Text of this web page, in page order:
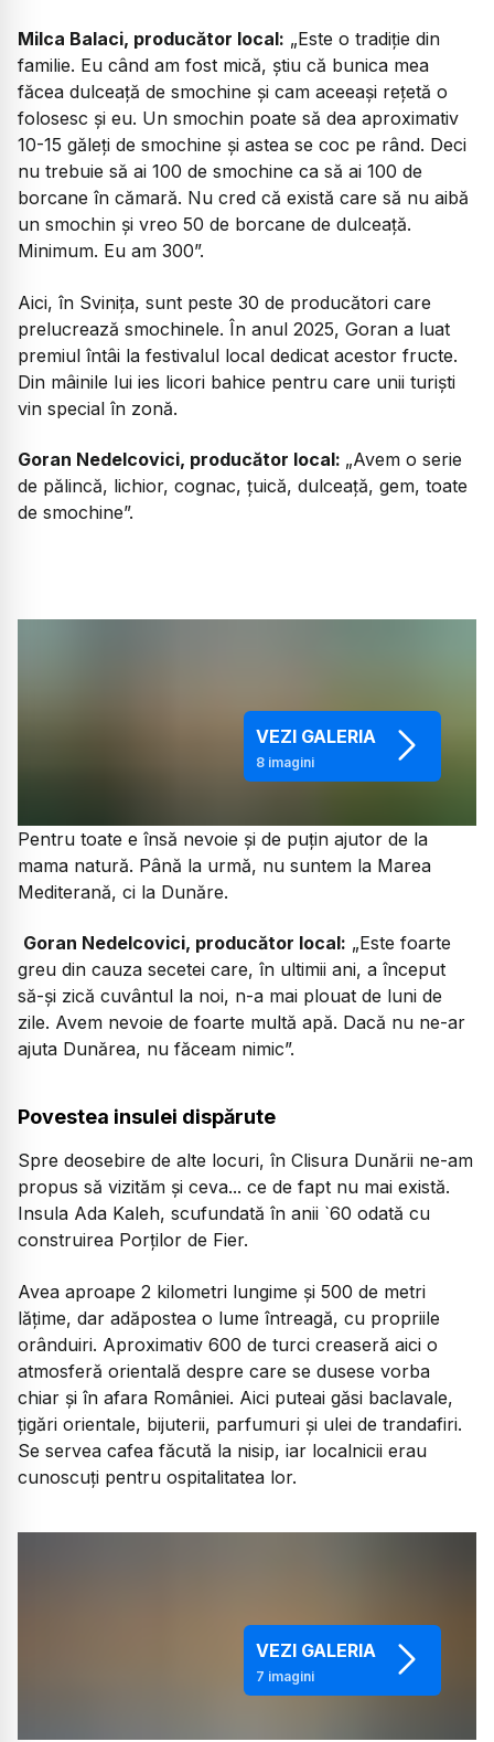
Milca Balaci, producător local: „Este o tradiție din
familie. Eu când am fost mică, știu că bunica mea
făcea dulceață de smochine și cam aceeași rețetă o
folosesc și eu. Un smochin poate să dea aproximativ
10-15 găleți de smochine și astea se coc pe rând. Deci
nu trebuie să ai 100 de smochine ca să ai 100 de
borcane în cămară. Nu cred că există care să nu aibă
un smochin și vreo 50 de borcane de dulceață.
Minimum. Eu am 300”.
Aici, în Svinița, sunt peste 30 de producători care
prelucrează smochinele. În anul 2025, Goran a luat
premiul întâi la festivalul local dedicat acestor fructe.
Din mâinile lui ies licori bahice pentru care unii turiști
vin special în zonă.
Goran Nedelcovici, producător local: „Avem o serie
de pălincă, lichior, cognac, țuică, dulceață, gem, toate
de smochine”.
VEZI GALERIA
8imagini
Pentru toate e însă nevoie și de puțin ajutor de la
mama natură. Până la urmă, nu suntem la Marea
Mediterană, ci la Dunăre.
Goran Nedelcovici, producător local: „Este foarte
greu din cauza secetei care, în ultimii ani, a început
să-și zică cuvântul la noi, n-a mai plouat de luni de
zile. Avem nevoie de foarte multă apă. Dacă nu ne-ar
ajuta Dunărea, nu făceam nimic”.
Povestea insulei dispărute
Spre deosebire de alte locuri, în Clisura Dunării ne-am
propus să vizităm și ceva... ce de fapt nu mai există.
Insula Ada Kaleh, scufundată în anii `60 odată cu
construirea Porților de Fier.
Avea aproape 2 kilometri lungime și 500 de metri
lățime, dar adăpostea o lume întreagă, cu propriile
orânduiri. Aproximativ 600 de turci creaseră aici o
atmosferă orientală despre care se dusese vorba
chiar și în afara României. Aici puteai găsi baclavale,
țigări orientale, bijuterii, parfumuri și ulei de trandafiri.
Se servea cafea făcută la nisip, iar localnicii erau
cunoscuți pentru ospitalitatea lor.
VEZI GALERIA
7 imagini